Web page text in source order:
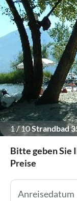
1/10Strandbad
Bitte geben Sie
Preise